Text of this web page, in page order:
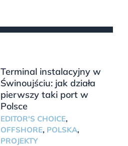
Terminal instalacyjny w
Świnoujściu: jak działa
pierwszy taki port w
Polsce
EDITOR'S CHOICE,
OFFSHORE, POLSKA,
PROJEKTY